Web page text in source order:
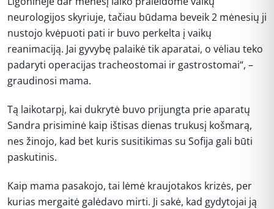
neurologijos skyriuje, tačiau būdama beveik 2 mėnesių ji
nustojo kvėpuoti pati ir buvo perkelta į vaikų
reanimaciją. Jai gyvybę palaikė tik aparatai, o vėliau teko
padaryti operacijas tracheostomai ir gastrostomai“, –
graudinosi mama.
Tą laikotarpį, kai dukrytė buvo prijungta prie aparatų
Sandra prisiminė kaip ištisas dienas trukusį košmarą,
nes žinojo, kad bet kuris susitikimas su Sofija gali būti
paskutinis.
Kaip mama pasakojo, tai lėmė kraujotakos krizės, per
kurias mergaitė galėdavo mirti. Ji sakė, kad gydytojai ją